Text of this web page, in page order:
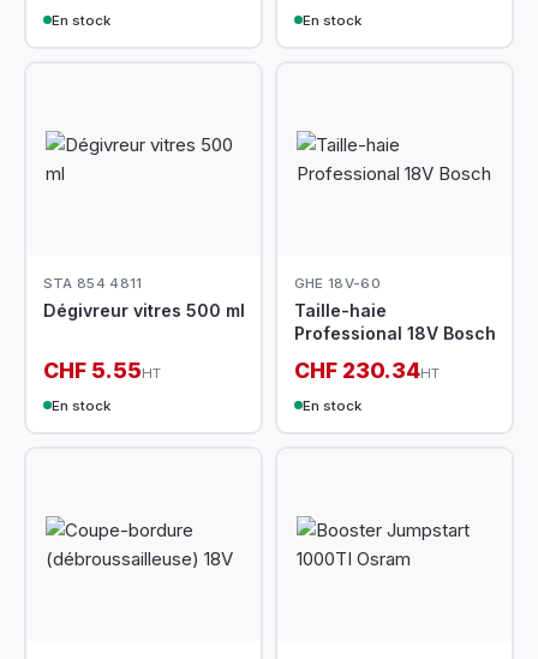
En stock
En stock
STA 854 4811
Dégivreur vitres 500 ml
CHF 5.55HT
En stock
GHE 18V-60
Taille-haie
Professional 18V Bosch
CHF 230.34HT
En stock